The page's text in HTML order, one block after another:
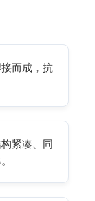
而成，抗
紧凑、同